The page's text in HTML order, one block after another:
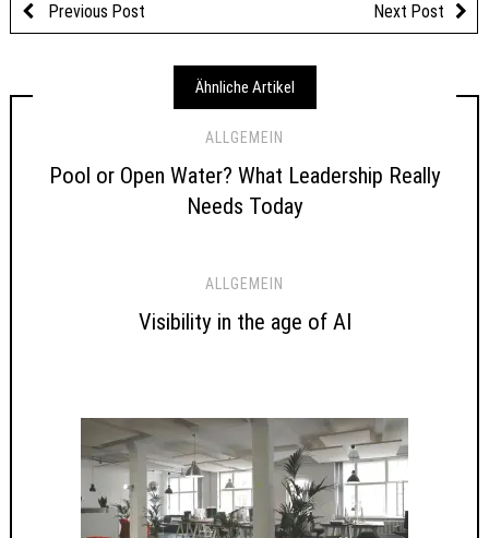
Previous Post Next Post
Ähnliche Artikel
ALLGEMEIN
Pool or Open Water? What Leadership Really
Needs Today
ALLGEMEIN
Visibility in the age of AI